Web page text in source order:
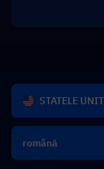
STATELE
română